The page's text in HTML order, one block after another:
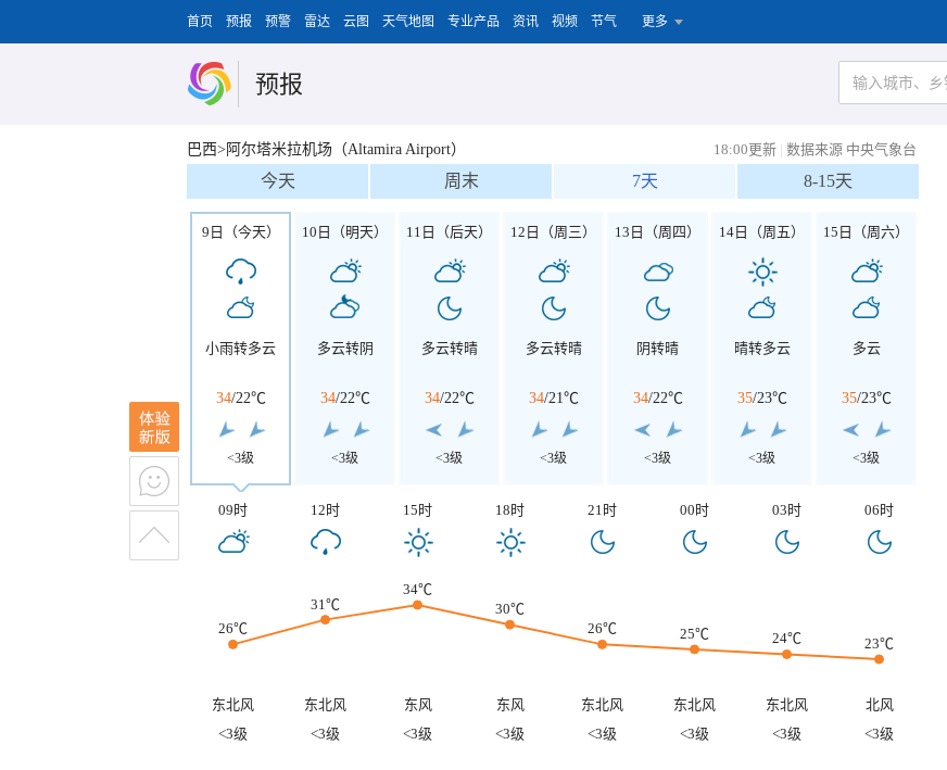
首页 预报 预警 雷达 云图 天气地图 专业产品 资讯 视频 节气 更多
预报
巴西>阿尔塔米拉机场（Altamira Airport） 18:00更新 | 数据来源 中央气象台
今天 周末 7天 8-15天
9日（今天）
小雨转多云
34/22℃
<3级
10日（明天）
多云转阴
34/22℃
<3级
11日（后天）
多云转晴
34/22℃
<3级
12日（周三）
多云转晴
34/21℃
<3级
13日（周四）
阴转晴
34/22℃
<3级
14日（周五）
晴转多云
35/23℃
<3级
15日（周六）
多云
35/23℃
<3级
09时 12时 15时 18时 21时 00时 03时 06时
26℃
31℃
34℃
30℃
26℃
25℃ 24℃ 23℃
东北风 东北风 东风 东风 东北风 东北风 东北风
北风
<3级
<3级 <3级 <3级 <3级 <3级 <3级 <3级